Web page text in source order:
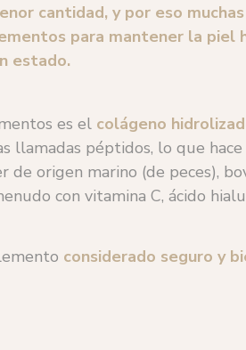
cantidad, y por eso
para mantener la piel
estado.
es el colágeno
llamadas péptidos, lo que
de origen marino (de peces),
con vitamina C, ácido
considerado seguro y